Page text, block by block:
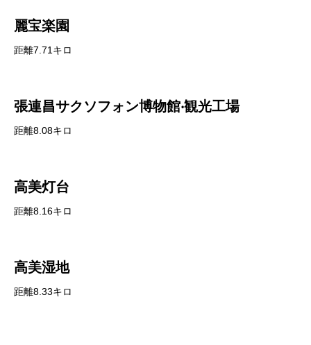
麗宝楽園
距離7.71キロ
張連昌サクソフォン博物館‧観光工場
距離8.08キロ
高美灯台
距離8.16キロ
高美湿地
距離8.33キロ